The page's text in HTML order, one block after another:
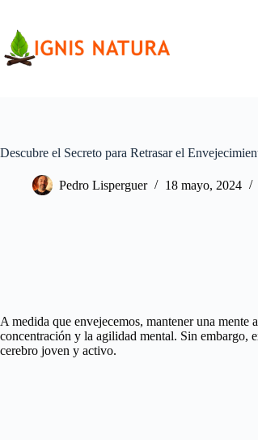
contenido
Descubre el Secreto para Retrasar el
Pedro Lisperguer 18 mayo, 2024
A medida que envejecemos, mantener una
concentración y la agilidad mental. Sin embargo,
cerebro joven y activo.